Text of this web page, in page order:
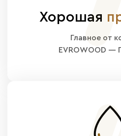
Хорошая
Главное от
EVROWOOD —